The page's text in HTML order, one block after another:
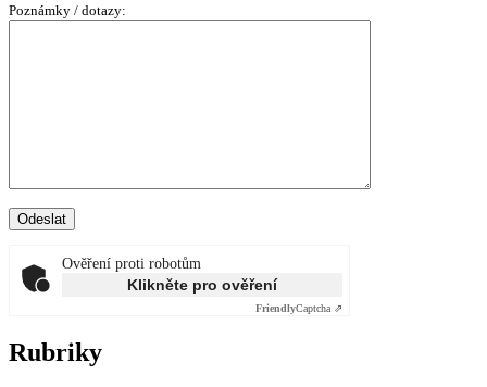
Poznámky / dotazy:
Ověření proti robotům
Klikněte pro ověření
FriendlyCaptcha ⇗
Rubriky